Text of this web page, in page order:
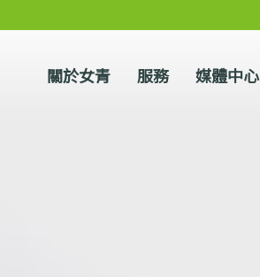
關於女青 服務 媒體中心